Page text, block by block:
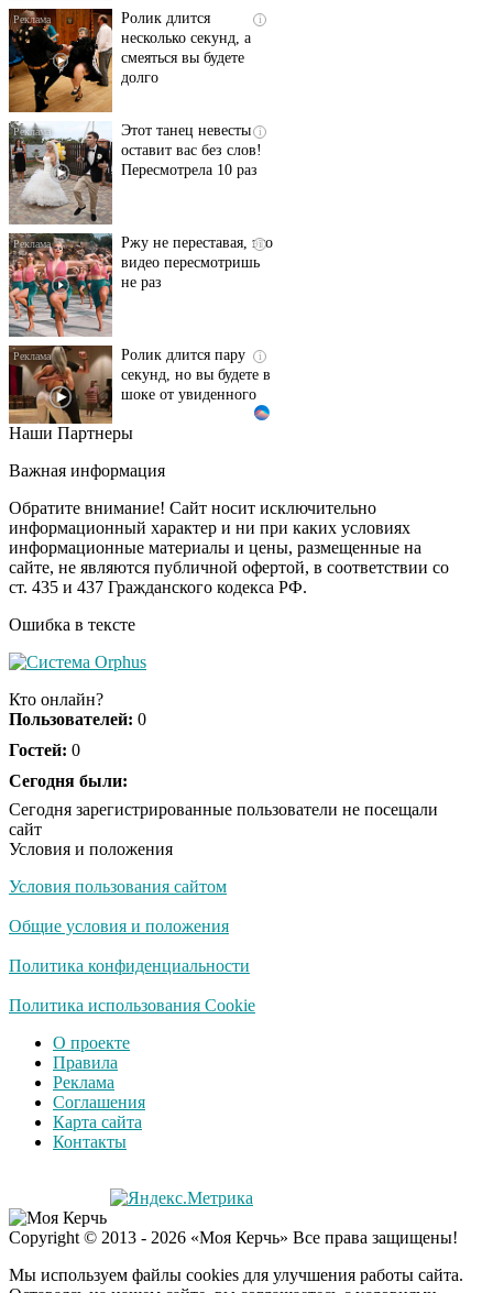
несколько секунд, а
смеяться вы будете
долго
оставит вас без слов!
Пересмотрела 10 раз
видео пересмотришь
не раз
секунд, но вы будете в
шоке от увиденного
Скрытые признаки
не обращает
внимание, а зря!
i
Ролик из Омска: вы
будете смеяться долго
Королева вагона
Наши Партнеры
Важная информация
Обратите внимание! Сайт носит исключительно
информационный характер и ни при каких условиях
информационные материалы и цены, размещенные на
сайте, не являются публичной офертой, в соответствии со
ст. 435 и 437 Гражданского кодекса РФ.
Ошибка в тексте
Кто онлайн?
Пользователей: 0
Гостей: 0
Сегодня были:
Сегодня зарегистрированные пользователи не посещали
сайт
Условия и положения
Условия пользования сайтом
Общие условия и положения
Политика конфиденциальности
Политика использования Cookie
О проекте
Правила
Реклама
Соглашения
Карта сайта
Контакты
Copyright © 2013 - 2026 «Моя Керчь» Все права защищены!
Мы используем файлы cookies для улучшения работы сайта.